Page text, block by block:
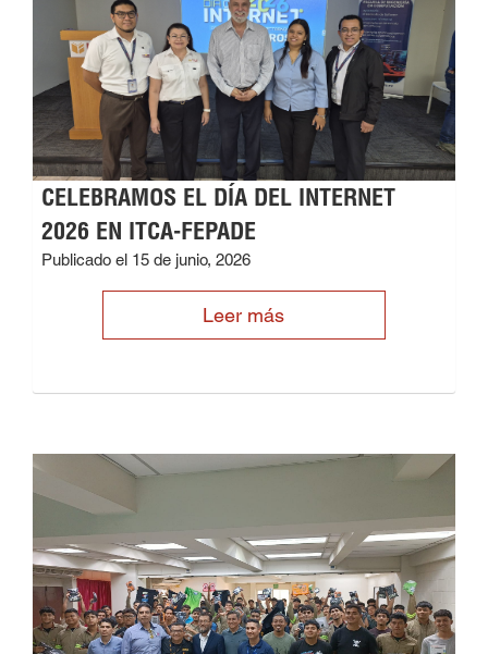
CELEBRAMOS EL DÍA DEL INTERNET
2026 EN ITCA-FEPADE
Publicado el 15 de junio, 2026
Leer más